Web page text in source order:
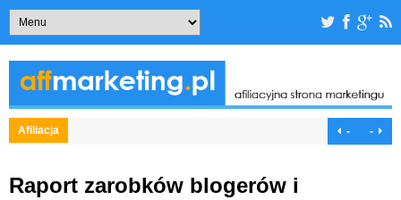
Afiliacja - -
Raport zarobków blogerów i